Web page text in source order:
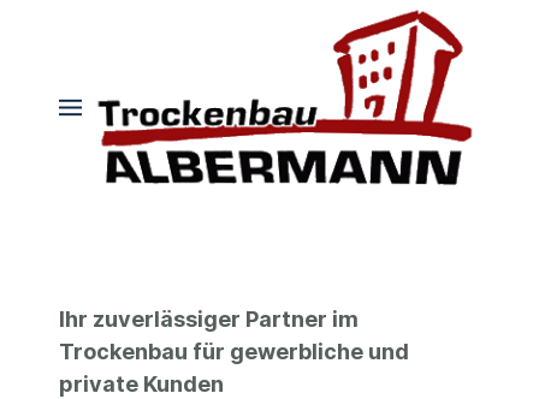
Ihr zuverlässiger Partner im
Trockenbau für gewerbliche und
private Kunden